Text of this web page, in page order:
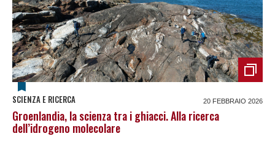
SCIENZA E RICERCA 20 FEBBRAIO 2026
Groenlandia, la scienza tra i ghiacci. Alla ricerca
dell’idrogeno molecolare